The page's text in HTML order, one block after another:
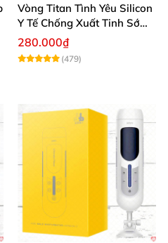
Vòng Titan Tình Yêu Silicon
Y Tế Chống Xuất Tinh Sớm
Cao Cấp
280.000₫
(479)